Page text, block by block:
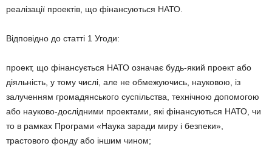
реалізації проектів, що фінансуються НАТО.
Відповідно до статті 1 Угоди:
проект, що фінансується НАТО означає будь-який проект або
діяльність, у тому числі, але не обмежуючись, науковою, із
залученням громадянського суспільства, технічною допомогою
або науково-дослідними проектами, які фінансуються НАТО, чи
то в рамках Програми «Наука заради миру і безпеки»,
трастового фонду або іншим чином;